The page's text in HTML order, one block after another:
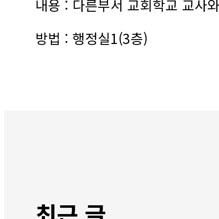
내용 : 다른부서 교회학교 교사
방법 : 행정실1(3층)